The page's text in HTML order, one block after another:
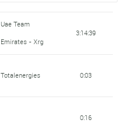
Uae Team
Emirates - Xrg
3:14:39
Totalenergies 0:03
0:16